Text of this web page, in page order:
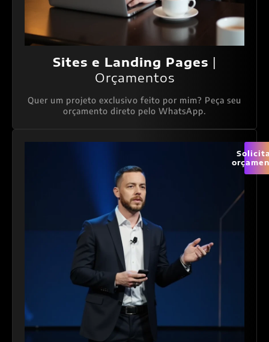
Sites e Landing Pages |
Orçamentos
Quer um projeto exclusivo feito por mim? Peça seu
orçamento direto pelo WhatsApp.